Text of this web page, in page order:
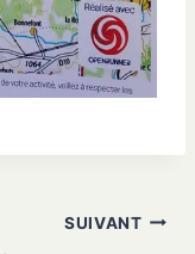
SUIVANT